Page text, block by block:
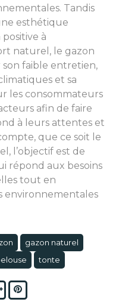
Tandis
esthétique
à
naturel, le gazon
faible entretien,
et sa
les consommateurs
afin de faire
à leurs attentes et
que ce soit le
l’objectif est de
répond aux besoins
tout en
environnementales
gazon naturel
tonte
Google+Pinterest